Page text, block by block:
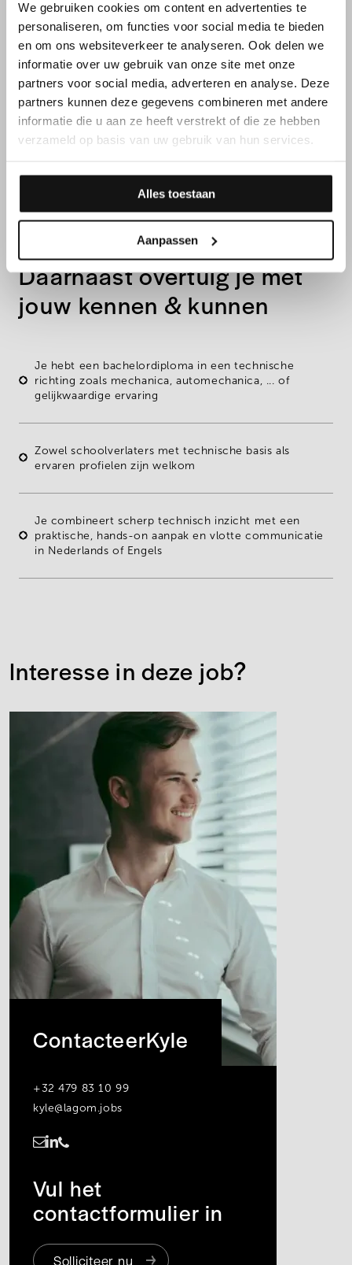
We gebruiken cookies om content en advertenties te
personaliseren, om functies voor social media te bieden
en om ons websiteverkeer te analyseren. Ook delen we
informatie over uw gebruik van onze site met onze
partners voor social media, adverteren en analyse. Deze
partners kunnen deze gegevens combineren met andere
informatie die u aan ze heeft verstrekt of die ze hebben
verzameld op basis van uw gebruik van hun services.
Alles toestaan
Aanpassen
FUNCTIEVEREISTEN
Daarnaast overtuig je met
jouw kennen & kunnen
Je hebt een bachelordiploma in een technische
richting zoals mechanica, automechanica, ... of
gelijkwaardige ervaring
Zowel schoolverlaters met technische basis als
ervaren profielen zijn welkom
Je combineert scherp technisch inzicht met een
praktische, hands-on aanpak en vlotte communicatie
in Nederlands of Engels
Interesse in deze job?
ContacteerKyle
+32 479 83 10 99
kyle@lagom.jobs
Vul het
contactformulier in
Solliciteer nu